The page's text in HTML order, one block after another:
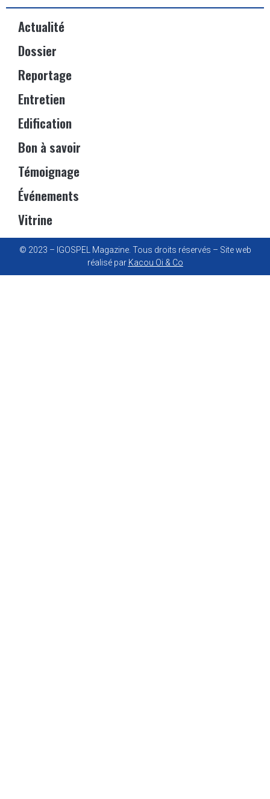
Actualité
Dossier
Reportage
Entretien
Edification
Bon à savoir
Témoignage
Événements
Vitrine
© 2023 – IGOSPEL Magazine. Tous droits réservés – Site web
réalisé par Kacou Oi & Co